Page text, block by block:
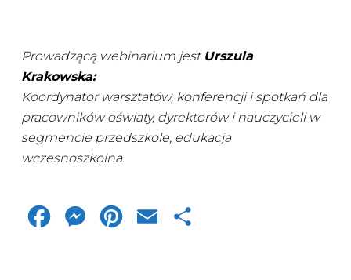
Prowadzącą webinarium jest Urszula
Krakowska:
Koordynator warsztatów, konferencji i spotkań dla
pracowników oświaty, dyrektorów i nauczycieli w
segmencie przedszkole, edukacja
wczesnoszkolna.
FacebookMessengerPinterest
Email